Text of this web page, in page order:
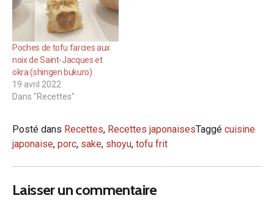
Poches de tofu farcies aux
noix de Saint-Jacques et
okra (shingen bukuro)
19 avril 2022
Dans "Recettes"
Posté dans Recettes, Recettes japonaisesTaggé cuisine
japonaise, porc, sake, shoyu, tofu frit
Laisser un commentaire